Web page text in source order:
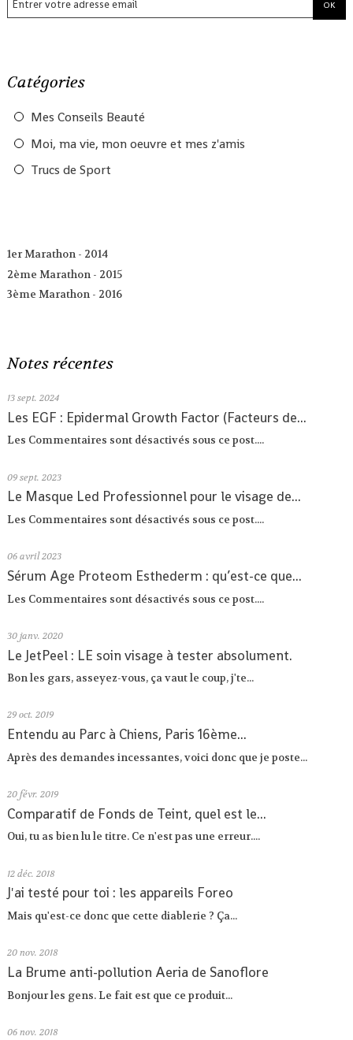
Catégories
Mes Conseils Beauté
Moi, ma vie, mon oeuvre et mes z'amis
Trucs de Sport
1er Marathon - 2014
2ème Marathon - 2015
3ème Marathon - 2016
Notes récentes
13 sept. 2024
Les EGF : Epidermal Growth Factor (Facteurs de...
Les Commentaires sont désactivés sous ce post....
09 sept. 2023
Le Masque Led Professionnel pour le visage de...
Les Commentaires sont désactivés sous ce post....
06 avril 2023
Sérum Age Proteom Esthederm : qu’est-ce que...
Les Commentaires sont désactivés sous ce post....
30 janv. 2020
Le JetPeel : LE soin visage à tester absolument.
Bon les gars, asseyez-vous, ça vaut le coup, j'te...
29 oct. 2019
Entendu au Parc à Chiens, Paris 16ème...
Après des demandes incessantes, voici donc que je poste...
20 févr. 2019
Comparatif de Fonds de Teint, quel est le...
Oui, tu as bien lu le titre. Ce n'est pas une erreur....
12 déc. 2018
J'ai testé pour toi : les appareils Foreo
Mais qu'est-ce donc que cette diablerie ? Ça...
20 nov. 2018
La Brume anti-pollution Aeria de Sanoflore
Bonjour les gens. Le fait est que ce produit...
06 nov. 2018